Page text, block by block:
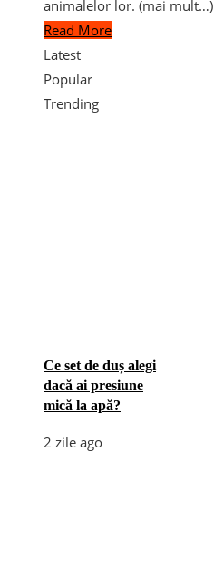
animalelor lor. (mai mult…)
Read More
Latest
Popular
Trending
Ce set de duș alegi
dacă ai presiune
mică la apă?
2 zile ago